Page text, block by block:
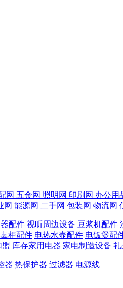
网 五金网 照明网 印刷网 办公用
网 能源网 二手网 包装网 物流网
配件 视听周边设备 豆浆机配件
柜配件 电热水壶配件 电饭煲配
盟 库存家用电器 家电制造设备 礼
器 热保护器 过滤器 电源线